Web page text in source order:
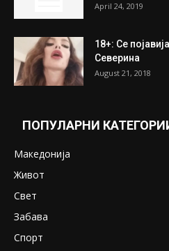
April 24, 2019
18+: Се
Северина
August 21, 2018
ПОПУЛАРНИ
Македонија
Живот
Свет
Забава
Спорт